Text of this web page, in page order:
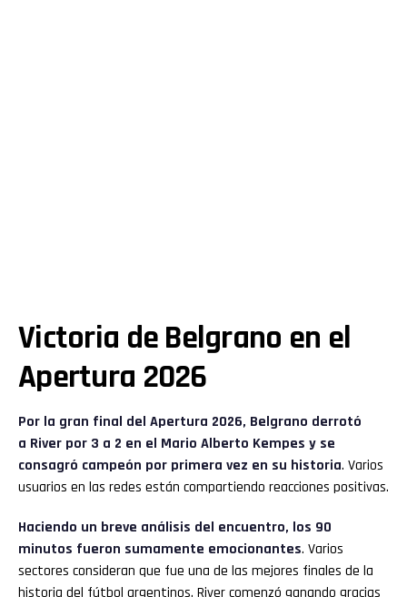
Victoria de Belgrano en el
Apertura 2026
Por la gran final del Apertura 2026, Belgrano derrotó
a River por 3 a 2 en el Mario Alberto Kempes y se
consagró campeón por primera vez en su historia. Varios
usuarios en las redes están compartiendo reacciones positivas.
Haciendo un breve análisis del encuentro, los 90
minutos fueron sumamente emocionantes. Varios
sectores consideran que fue una de las mejores finales de la
historia del fútbol argentinos. River comenzó ganando gracias